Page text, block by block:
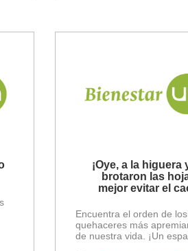
¡Oye, a la higuera
brotaron las
mejor evitar el
Encuentra el orden de los
quehaceres más
de nuestra vida. ¡Un